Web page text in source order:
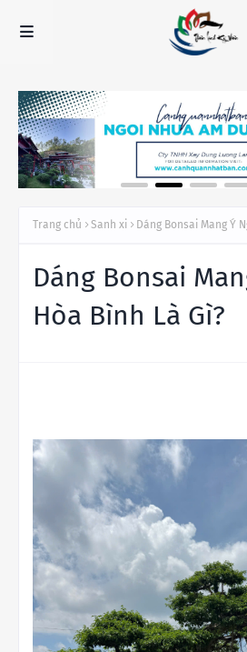
Trang chủ Sanh xi Dáng Bonsai Mang Ý
Dáng Bonsai
Hòa Bình Là Gì?